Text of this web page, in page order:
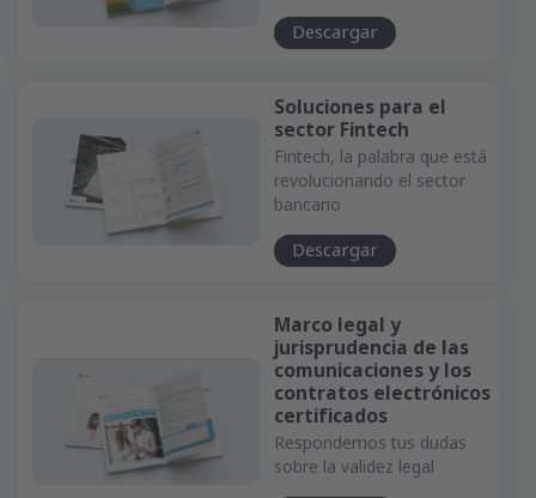
Descargar
Soluciones para el
sector Fintech
Fintech, la palabra que está
revolucionando el sector
bancario
Descargar
Marco legal y
jurisprudencia de las
comunicaciones y los
contratos electrónicos
certificados
Respondemos tus dudas
sobre la validez legal